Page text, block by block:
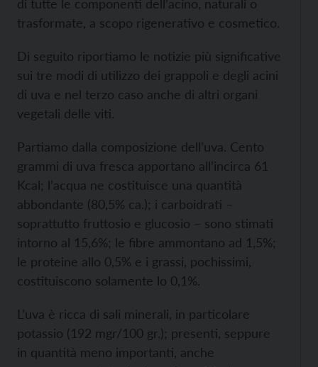
di tutte le componenti dell’acino, naturali o
trasformate, a scopo rigenerativo e cosmetico.
Di seguito riportiamo le notizie più significative
sui tre modi di utilizzo dei grappoli e degli acini
di uva e nel terzo caso anche di altri organi
vegetali delle viti.
Partiamo dalla composizione dell’uva. Cento
grammi di uva fresca apportano all’incirca 61
Kcal; l’acqua ne costituisce una quantità
abbondante (80,5% ca.); i carboidrati –
soprattutto fruttosio e glucosio – sono stimati
intorno al 15,6%; le fibre ammontano ad 1,5%;
le proteine allo 0,5% e i grassi, pochissimi,
costituiscono solamente lo 0,1%.
L’uva è ricca di sali minerali, in particolare
potassio (192 mgr/100 gr.); presenti, seppure
in quantità meno importanti, anche